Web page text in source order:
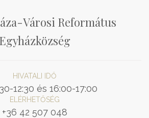
Városi Református
Egyházközség
HIVATALI IDŐ
12:30 és 16:00-17:00
ELÉRHETŐSÉG
+36 42 507 048